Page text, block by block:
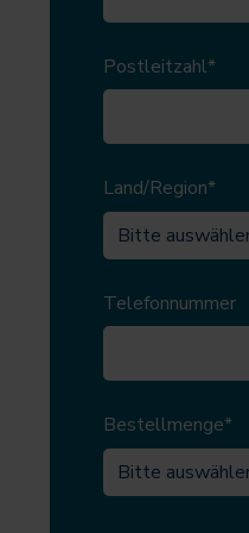
Postleitzahl*
Land/Region*
Telefonnummer
Bestellmenge*